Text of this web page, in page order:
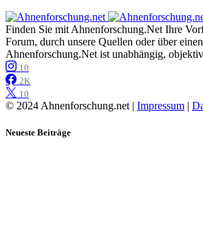
Finden Sie mit Ahnenforschung.Net Ihre
Forum, durch unsere Quellen oder über
Ahnenforschung.Net ist unabhängig,
10
2K
10
© 2024 Ahnenforschung.net | Impressum |
Neueste Beiträge